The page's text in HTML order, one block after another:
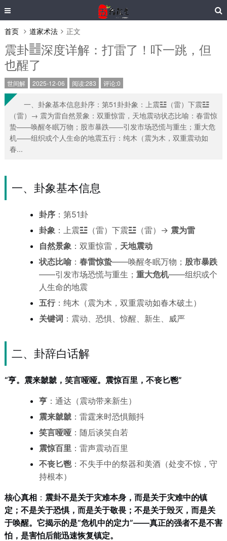
首页 道家术法 正文
震卦䷲深度详解：打雷了！吓一跳，但
也醒了
世间解 2025-12-06 阅读:283 评论:0
一、卦象基本信息卦序：第51卦卦象：上震☳（雷）下震☳
（雷）→ 震为雷自然景象：双重惊雷，天地震动状态比喻：春雷惊
蛰——唤醒冬眠万物；股市暴跌——引发市场恐慌与重生；重大危
机——组织或个人生命的地震五行：纯木（震为木，双重震动如
春...
一、卦象基本信息
卦序：第51卦
卦象：上震☳（雷）下震☳（雷）→ 震为雷
自然景象：双重惊雷， 天地震动
状态比喻： 春雷惊蛰——唤醒冬眠万物； 股市暴跌
——引发市场恐慌与重生； 重大危机——组织或个
人生命的地震
五行：纯木（震为木，双重震动如春木破土）
关键词 ：震动、恐惧、惊醒、新生、威严
二、卦辞白话解
“亨。震来虩虩，笑言哑哑。震惊百里，不丧匕鬯”
亨：通达（震动带来新生）
震来虩虩：雷霆来时恐惧颤抖
笑言哑哑：随后谈笑自若
震惊百里：雷声震动百里
不丧匕鬯：不失手中的祭器和美酒（处变不惊，守
持根本）
核心真相 ： 震卦不是关于灾难本身，而是关于灾难中的镇
定；不是关于恐惧，而是关于敬畏；不是关于毁灭，而是关
于唤醒。它揭示的是“危机中的定力”——真正的强者不是不害
怕，是害怕后能迅速恢复镇定。